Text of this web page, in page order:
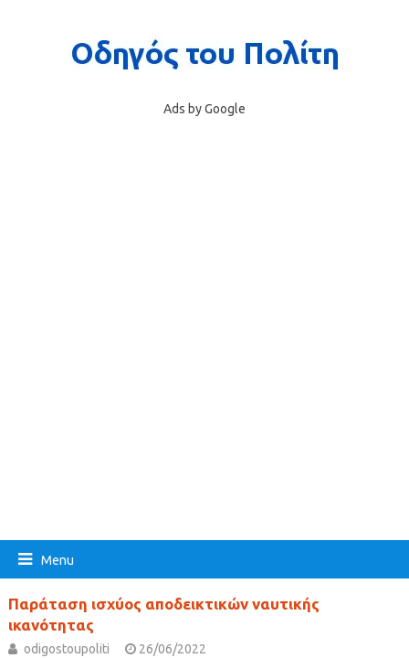
Ads by Google
Menu
Παράταση ισχύος αποδεικτικών ναυτικής
ικανότητας
odigostoupoliti
26/06/2022